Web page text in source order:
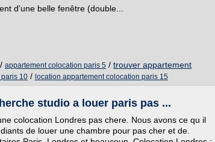
d'une belle fenêtre (double...
/ appartement colocation paris 5 / trouver appartement
10 / location appartement colocation paris 15
studio a louer paris pas ...
colocation Londres pas chere. Nous avons ce qu il
de louer une chambre pour pas cher et de.